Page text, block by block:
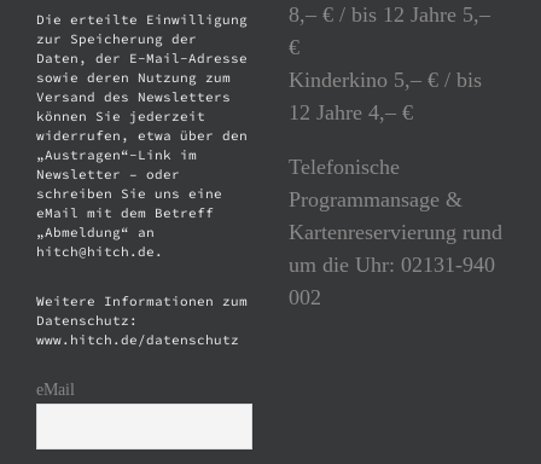
Die erteilte Einwilligung
zur Speicherung der
Daten, der E-Mail-Adresse
sowie deren Nutzung zum
Versand des Newsletters
können Sie jederzeit
widerrufen, etwa über den
„Austragen“-Link im
Newsletter – oder
schreiben Sie uns eine
eMail mit dem Betreff
„Abmeldung“ an
hitch@hitch.de.
Weitere Informationen zum
Datenschutz:
www.hitch.de/datenschutz
eMail
8,– € / bis 12 Jahre 5,–
€
Kinderkino 5,– € / bis
12 Jahre 4,– €
Telefonische
Programmansage &
Kartenreservierung rund
um die Uhr: 02131-940
002